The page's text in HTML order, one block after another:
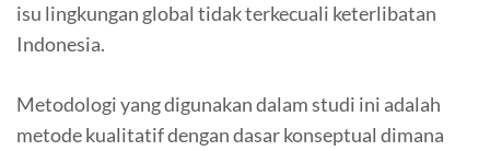
isu lingkungan global tidak terkecuali keterlibatan
Indonesia.
Metodologi yang digunakan dalam studi ini adalah
metode kualitatif dengan dasar konseptual dimana